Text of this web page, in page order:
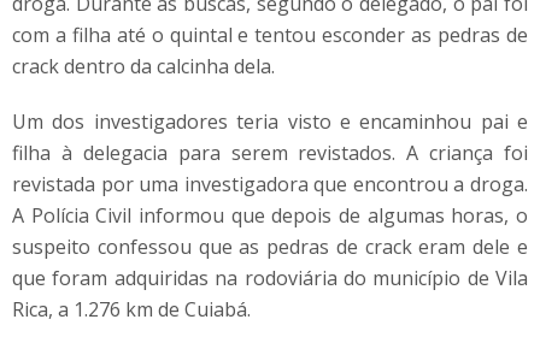
com a filha até o quintal e tentou esconder as pedras de
crack dentro da calcinha dela.
Um dos investigadores teria visto e encaminhou pai e
filha à delegacia para serem revistados. A criança foi
revistada por uma investigadora que encontrou a droga.
A Polícia Civil informou que depois de algumas horas, o
suspeito confessou que as pedras de crack eram dele e
que foram adquiridas na rodoviária do município de Vila
Rica, a 1.276 km de Cuiabá.